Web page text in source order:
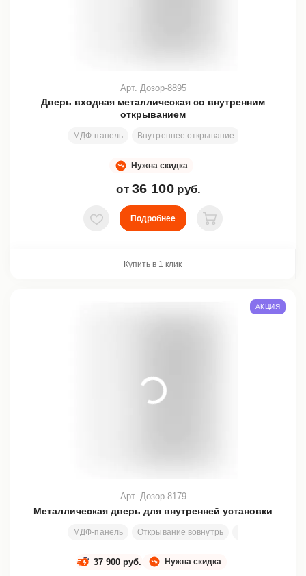
Дверь входная металлическая со внутренним
открыванием
МДФ-панель Внутреннее открывание
Арт. Дозор-8895
Нужна скидка
от 36 100 руб.
В избранное
Подробнее
В корзину
Купить в 1 клик
Металлическая дверь для внутренней установки
МДФ-панель Открывание вовнутрь Стекло
Арт. Дозор-8179
Нужна скидка
37 900 руб.
АКЦИЯ